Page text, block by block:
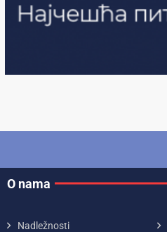
O nama
Nadležnosti